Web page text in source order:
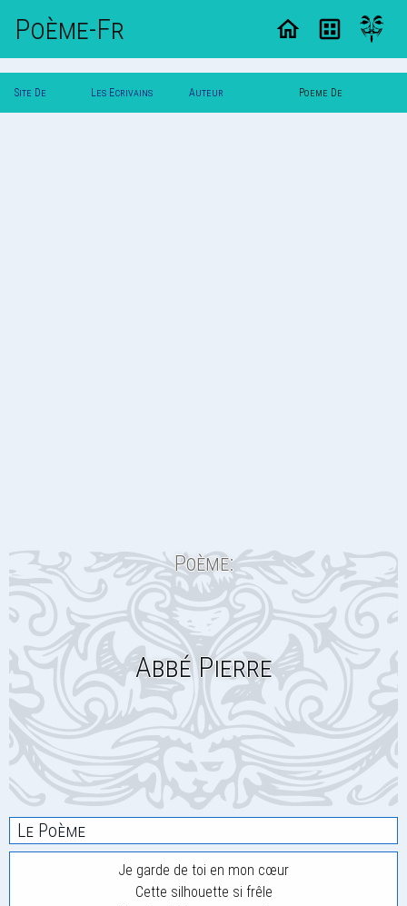
Poème-Fr
Site De Les Ecrivains Auteur Poeme De
Poème:
Abbé Pierre
Le Poème
Je garde de toi en mon cœur
Cette silhouette si frêle